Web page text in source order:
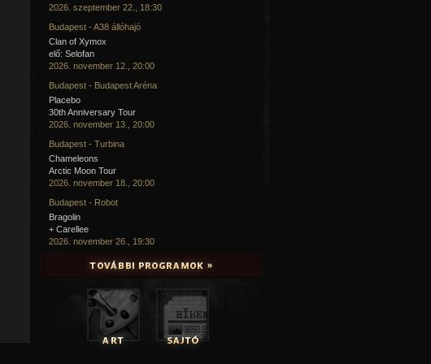
2026. szeptember 22., 18:30
Budapest - A38 állóhajó
Clan of Xymox
elő: Selofan
2026. november 12., 20:00
Budapest - Budapest Aréna
Placebo
30th Anniversary Tour
2026. november 13., 20:00
Budapest - Turbina
Chameleons
Arctic Moon Tour
2026. november 18., 20:00
Budapest - Robot
Bragolin
+ Carellee
2026. november 26., 19:30